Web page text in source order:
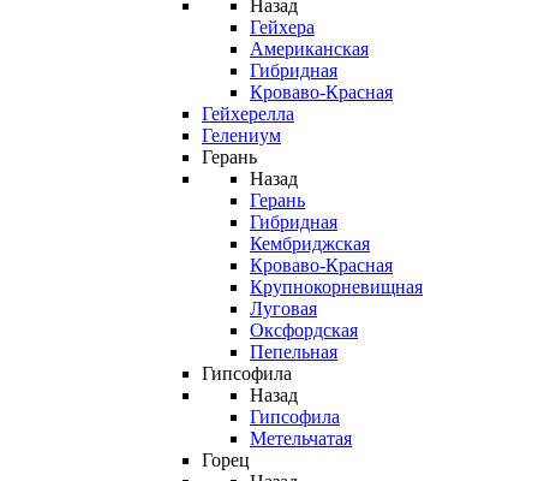
Назад
Гейхера
Американская
Гибридная
Кроваво-Красная
Гейхерелла
Гелениум
Герань
Назад
Герань
Гибридная
Кембриджская
Кроваво-Красная
Крупнокорневищная
Луговая
Оксфордская
Пепельная
Гипсофила
Назад
Гипсофила
Метельчатая
Горец